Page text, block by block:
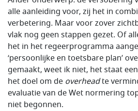
alle aanleiding voor, zij het in
verbetering. Maar voor zover
vlak nog geen stappen gezet. Of
het in het regeerprogramma
‘persoonlijke en toetsbare plan’
gemaakt, weet ik niet, het staat
het doel om de overheadte
evaluatie van de Wet normering
niet begonnen.